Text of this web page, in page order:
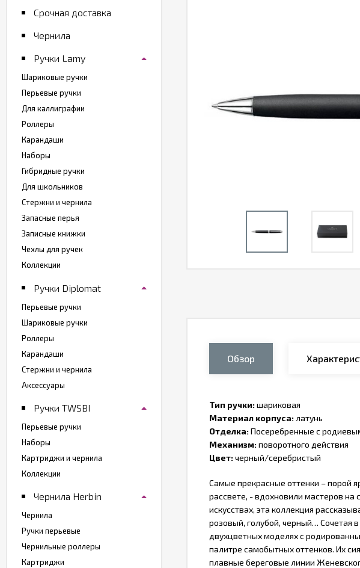
Обзор
Тип ручки:шариковая
Материал корпуса: латунь
Отделка:Посеребренные с
Механизм:поворотного действия
Цвет:черный/серебристый
Самые прекрасные оттенки – порой
рассвете, - вдохновили мастеров
искусствах, эта коллекция
розовый, голубой, черный… Сочетая
двухцветных моделях с
палитре самобытных оттенков. Их
плавные береговые линии
Срочная доставка
Чернила
Ручки Lamy
Шариковые ручки
Перьевые ручки
Для каллиграфии
Роллеры
Карандаши
Наборы
Гибридные ручки
Для школьников
Стержни и чернила
Запасные перья
Записные книжки
Чехлы для ручек
Коллекции
Ручки Diplomat
Перьевые ручки
Шариковые ручки
Роллеры
Карандаши
Стержни и чернила
Аксессуары
Ручки TWSBI
Перьевые ручки
Наборы
Картриджи и чернила
Коллекции
Чернила Herbin
Чернила
Ручки перьевые
Чернильные роллеры
Картриджи